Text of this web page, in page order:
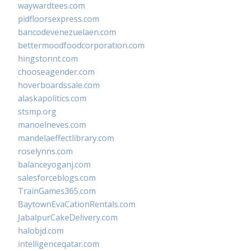
waywardtees.com
pidfloorsexpress.com
bancodevenezuelaen.com
bettermoodfoodcorporation.com
hingstonnt.com
chooseagender.com
hoverboardssale.com
alaskapolitics.com
stsmp.org
manoelneves.com
mandelaeffectlibrary.com
roselynns.com
balanceyoganj.com
salesforceblogs.com
TrainGames365.com
BaytownEvaCationRentals.com
JabalpurCakeDelivery.com
halobjd.com
intelligenceqatar.com